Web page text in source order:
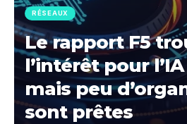
RÉSEAUX
Le rapport F5
l’intérêt pour
mais peu
sont prêtes